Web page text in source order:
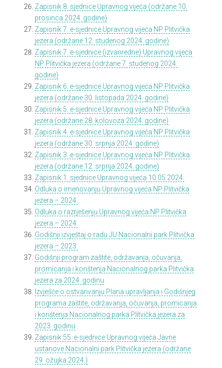
Zapisnik 8. sjednice Upravnog vijeća (održane 10.
prosinca 2024. godine)
Zapisnik 7. e-sjednice Upravnog vijeća NP Plitvička
jezera (održane 12. studenog 2024. godine)
Zapisnik 7. e-sjednice (izvanredne) Upravnog vijeća
NP Plitvička jezera (održane 7. studenog 2024.
godine)
Zapisnik 6. e-sjednice Upravnog vijeća NP Plitvička
jezera (održane 30. listopada 2024. godine)
Zapisnik 5. e-sjednice Upravnog vijeća NP Plitvička
jezera (održane 28. kolovoza 2024. godine)
Zapisnik 4. e-sjednice Upravnog vijeća NP Plitvička
jezera (održane 30. srpnja 2024. godine)
Zapisnik 3. e-sjednice Upravnog vijeća NP Plitvička
jezera (održane 12. srpnja 2024. godine)
Zapisnik 1. sjednice Upravnog vijeća 10.05.2024.
Odluka o imenovanju Upravnog vijeća NP Plitvička
jezera – 2024.
Odluka o razrješenju Upravnog vijeća NP Plitvička
jezera – 2024.
Godišnji izvještaj o radu JU Nacionalni park Plitvička
jezera – 2023.
Godišnji program zaštite, održavanja, očuvanja,
promicanja i korištenja Nacionalnog parka Plitvička
jezera za 2024. godinu
Izvješće o ostvarivanju Plana upravljanja i Godišnjeg
programa zaštite, održavanja, očuvanja, promicanja
i korištenja Nacionalnog parka Plitvička jezera za
2023. godinu
Zapisnik 55. e-sjednice Upravnog vijeća Javne
ustanove Nacionalni park Plitvička jezera (održane
29. ožujka 2024.)